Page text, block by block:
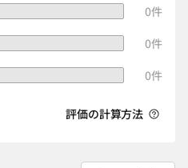
0件
0件
0件
評価の計算方法